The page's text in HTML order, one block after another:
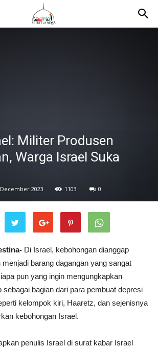
Militer Produsen
Warga Israel Suka
2023 1103 0
Di Israel, kebohongan dianggap
barang dagangan yang sangat
pun yang ingin mengungkapkan
sebagai bagian dari para pembuat depresi
kelompok kiri, Haaretz, dan sejenisnya
kebohongan Israel.
penulis Israel di surat kabar Israel